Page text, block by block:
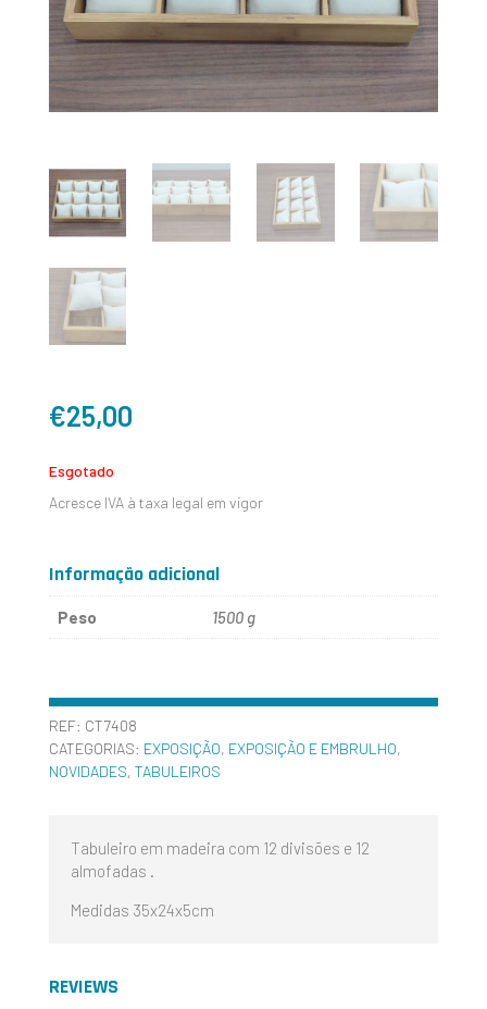
€25,00
Esgotado
Acresce IVA à taxa legal em vigor
Informação adicional
Peso 1500 g
REF: CT7408
CATEGORIAS: EXPOSIÇÃO, EXPOSIÇÃO E EMBRULHO,
NOVIDADES, TABULEIROS
Tabuleiro em madeira com 12 divisões e 12
almofadas .
Medidas 35x24x5cm
REVIEWS